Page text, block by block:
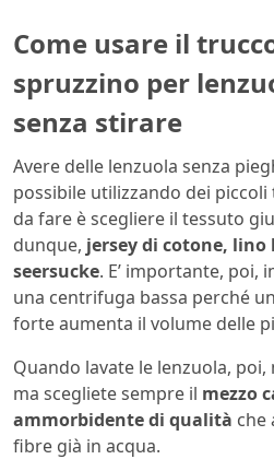
Come usare il
spruzzino per
senza stirare
Avere delle lenzuola senza
possibile utilizzando dei piccoli
da fare è scegliere il tessuto
dunque, jersey di cotone,
seersucke. E’ importante, poi,
una centrifuga bassa perché
forte aumenta il volume delle
Quando lavate le lenzuola,
ma scegliete sempre il mezzo
ammorbidente di qualità che
fibre già in acqua.